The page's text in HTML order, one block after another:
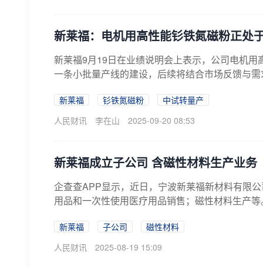
新莱福：电机用高性能钐铁氮磁粉正处
新莱福9月19日在业绩说明会上表示，公司电机
一条小批量产线的建设，后续将结合市场反馈与
新莱福 钐铁氮磁粉
中试转量产
人民财讯
李在山 2025-09-20 08:53
新莱福成立子公司 含磁性材料生产业务
企查查APP显示，近日，宁波新莱福新材料有限
用品和一次性使用医疗用品销售；磁性材料生产
新莱福 子公司
磁性材料
人民财讯
2025-08-19 15:09